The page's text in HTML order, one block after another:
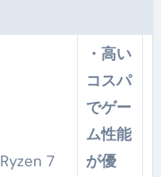
Ryzen 7
・高い
コスパ
でゲー
ム性能
が優